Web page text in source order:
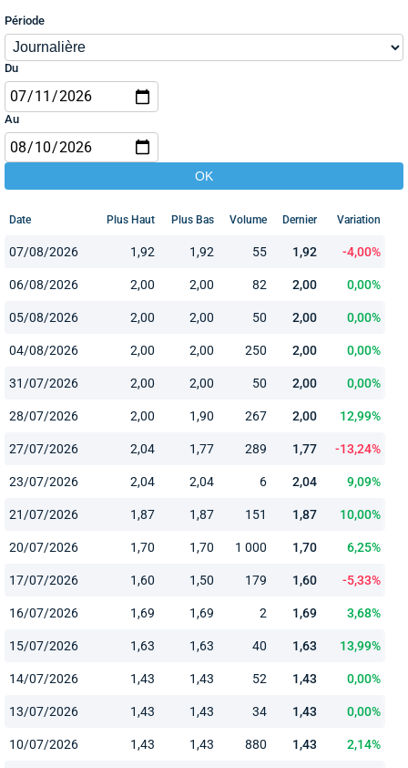
Période
Du
Au
Date Plus Haut Plus Bas Volume Dernier Variation
07/08/2026 1,92 1,92 55 1,92 -4,00%
06/08/2026 2,00 2,00 82 2,00 0,00%
05/08/2026 2,00 2,00 50 2,00 0,00%
04/08/2026 2,00 2,00 250 2,00 0,00%
31/07/2026 2,00 2,00 50 2,00 0,00%
28/07/2026 2,00 1,90 267 2,00 12,99%
27/07/2026 2,04 1,77 289 1,77 -13,24%
23/07/2026 2,04 2,04 6 2,04 9,09%
21/07/2026 1,87 1,87 151 1,87 10,00%
20/07/2026 1,70 1,70 1 000 1,70 6,25%
17/07/2026 1,60 1,50 179 1,60 -5,33%
16/07/2026 1,69 1,69 2 1,69 3,68%
15/07/2026 1,63 1,63 40 1,63 13,99%
14/07/2026 1,43 1,43 52 1,43 0,00%
13/07/2026 1,43 1,43 34 1,43 0,00%
10/07/2026 1,43 1,43 880 1,43 2,14%